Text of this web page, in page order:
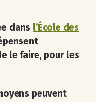
dans l’École des
le faire, pour les
peuvent